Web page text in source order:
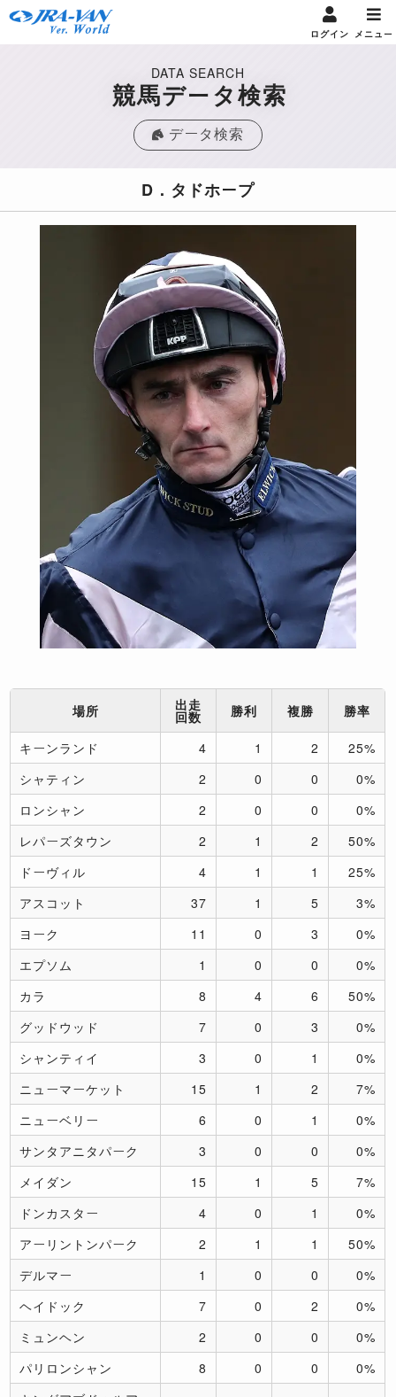
ログイン メニュー
DATA SEARCH
競馬データ検索
データ検索
D．タドホープ
場所 出走
回数 勝利 複勝 勝率
キーンランド 4 1 2
25%
シャティン
2 0 0
0%
ロンシャン
2 0 0
0%
レパーズタウン
2 1 2
50%
ドーヴィル
4 1 1
25%
アスコット
37 1 5
3%
ヨーク
11 0 3
0%
エプソム
1 0 0
0%
カラ
8 4 6
50%
グッドウッド
7 0 3
0%
シャンティイ
3 0 1
0%
ニューマーケット
15 1 2
7%
ニューベリー
6 0 1
0%
サンタアニタパーク
3 0 0
0%
メイダン
15 1 5
7%
ドンカスター
4 0 1
0%
アーリントンパーク
2 1 1
50%
デルマー
1 0 0
0%
ヘイドック
7 0 2
0%
ミュンヘン
2 0 0
0%
パリロンシャン
8 0 0
0%